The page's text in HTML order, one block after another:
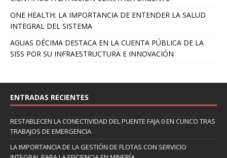
ONE HEALTH: LA IMPORTANCIA DE ENTENDER LA SALUD
INTEGRAL DEL SISTEMA
AGUAS DÉCIMA DESTACA EN LA CUENTA PÚBLICA DE LA
SISS POR SU INFRAESTRUCTURA E INNOVACIÓN
ENTRADAS RECIENTES
RESTABLECEN LA CONECTIVIDAD DEL PUENTE FAJA 0 EN CUNCO TRAS
TRABAJOS DE EMERGENCIA
LA IMPORTANCIA DE LA GESTIÓN DE FLOTAS CON SERVICIO